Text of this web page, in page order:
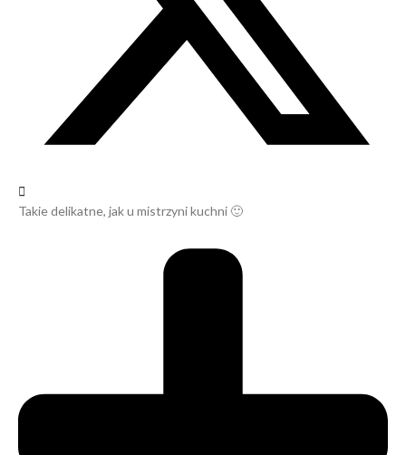
Takie delikatne, jak u mistrzyni kuchni 🙂